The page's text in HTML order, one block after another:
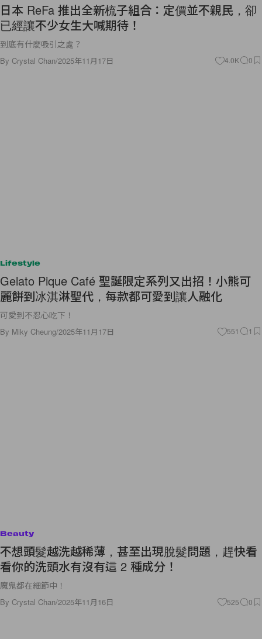
日本 ReFa 推出全新梳子組合：定價並不親民，卻
已經讓不少女生大喊期待！
到底有什麼吸引之處？
By Crystal Chan/2025年11月17日 4.0K 0
Lifestyle
Gelato Pique Café 聖誕限定系列又出招！小熊可
麗餅到冰淇淋聖代，每款都可愛到讓人融化
可愛到不忍心吃下！
By Miky Cheung/2025年11月17日 551 1
Beauty
不想頭髮越洗越稀薄，甚至出現脫髮問題，趕快看
看你的洗頭水有沒有這 2 種成分！
魔鬼都在細節中！
By Crystal Chan/2025年11月16日 525 0